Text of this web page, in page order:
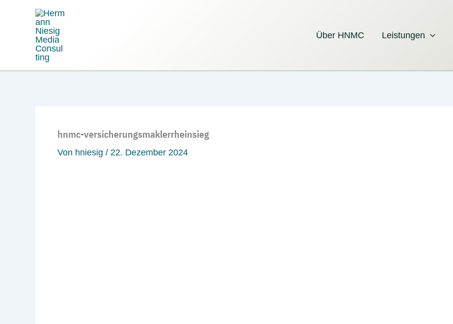
Über HNMC Leistungen
hnmc-versicherungsmaklerrheinsieg
Von hniesig / 22. Dezember 2024